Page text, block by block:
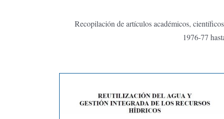
Recopilación de artículos académicos,
1976-77